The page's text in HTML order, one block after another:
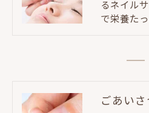
るネイル
で栄養た
ごあいさ